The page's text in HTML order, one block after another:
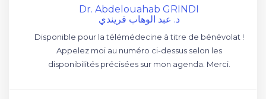
Dr. Abdelouahab GRINDI
د. عبد الوهاب قريندي
Disponible pour la télémédecine à titre de bénévolat !
Appelez moi au numéro ci-dessus selon les
disponibilités précisées sur mon agenda. Merci.